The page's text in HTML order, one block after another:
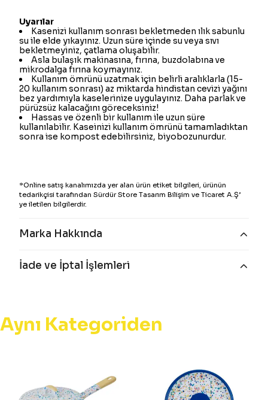
Uyarılar
Kasenizi kullanım sonrası bekletmeden ılık sabunlu
su ile elde yıkayınız. Uzun süre içinde su veya sıvı
bekletmeyiniz, çatlama oluşabilir.
Asla bulaşık makinasına, fırına, buzdolabına ve
mikrodalga fırına koymayınız.
Kullanım ömrünü uzatmak için belirli aralıklarla (15-
20 kullanım sonrası) az miktarda hindistan cevizi yağını
bez yardımıyla kaselerinize uygulayınız. Daha parlak ve
pürüzsüz kalacağını göreceksiniz!
Hassas ve özenli bir kullanım ile uzun süre
kullanılabilir. Kaseinizi kullanım ömrünü tamamladıktan
sonra ise kompost edebilirsiniz, biyobozunurdur.
*Online satış kanalımızda yer alan ürün etiket bilgileri, ürünün
tedarikçisi tarafından Sürdür Store Tasarım Bilişim ve Ticaret A.Ş’
ye iletilen bilgilerdir.
Marka Hakkında
İade ve İptal İşlemleri
Aynı Kategoriden